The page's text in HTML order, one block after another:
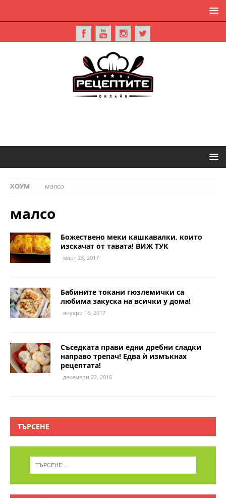
ХОУМ малсо
малсо
Божествено меки кашкавалки, които
изскачат от тавата! ВИЖ ТУК
март 23, 2017
Бабините токани гюзлемички са
любима закуска на всички у дома!
януари 16, 2017
Съседката прави едни дребни сладки
направо трепач! Едва ѝ измъкнах
рецептата!
декември 22, 2016
ТЪРСЕНЕ